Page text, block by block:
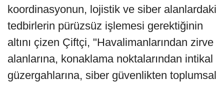
koordinasyonun, lojistik ve siber alanlardaki
tedbirlerin pürüzsüz işlemesi gerektiğinin
altını çizen Çiftçi, "Havalimanlarından zirve
alanlarına, konaklama noktalarından intikal
güzergahlarına, siber güvenlikten toplumsal